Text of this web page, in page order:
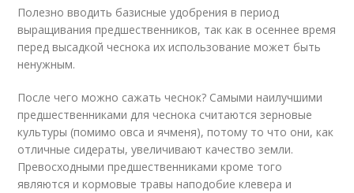
Полезно вводить базисные удобрения в период
выращивания предшественников, так как в осеннее время
перед высадкой чеснока их использование может быть
ненужным.
После чего можно сажать чеснок? Самыми наилучшими
предшественниками для чеснока считаются зерновые
культуры (помимо овса и ячменя), потому то что они, как
отличные сидераты, увеличивают качество земли.
Превосходными предшественниками кроме того
являются и кормовые травы наподобие клевера и